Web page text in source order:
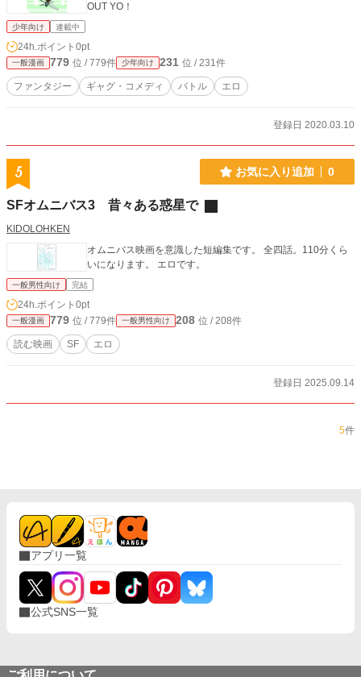
OUT YO！
少年向け 連載中
24h.ポイント 0pt
一般漫画 779 位 / 779件 少年向け 231 位 / 231件
ファンタジー ギャグ・コメディ バトル エロ
登録日 2020.03.10
5 お気に入り追加 0
SFオムニバス3 昔々ある惑星で
KIDOLOHKEN
オムニバス映画を意識した短編集です。 全四話。110分くら
いになります。 エロです。
一般男性向け 完結
24h.ポイント 0pt
一般漫画 779 位 / 779件 一般男性向け 208 位 / 208件
読む映画 SF エロ
登録日 2025.09.14
5件
アプリ一覧
公式SNS一覧